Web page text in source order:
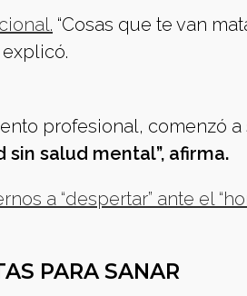
“Cosas que te van
profesional, comenzó a
sin salud mental”, afirma.
a “despertar” ante el
PARA SANAR